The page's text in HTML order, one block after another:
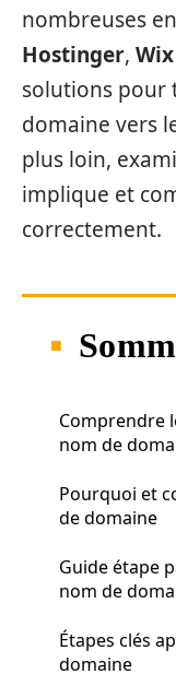
nombreuses
Hostinger, Wix
solutions pour
domaine vers
plus loin,
implique et
correctement.
Comprendre
nom de
Pourquoi et
de domaine
Guide étape
nom de
Étapes clés
domaine